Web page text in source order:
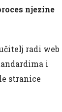
njezine
radi web
i
stranice